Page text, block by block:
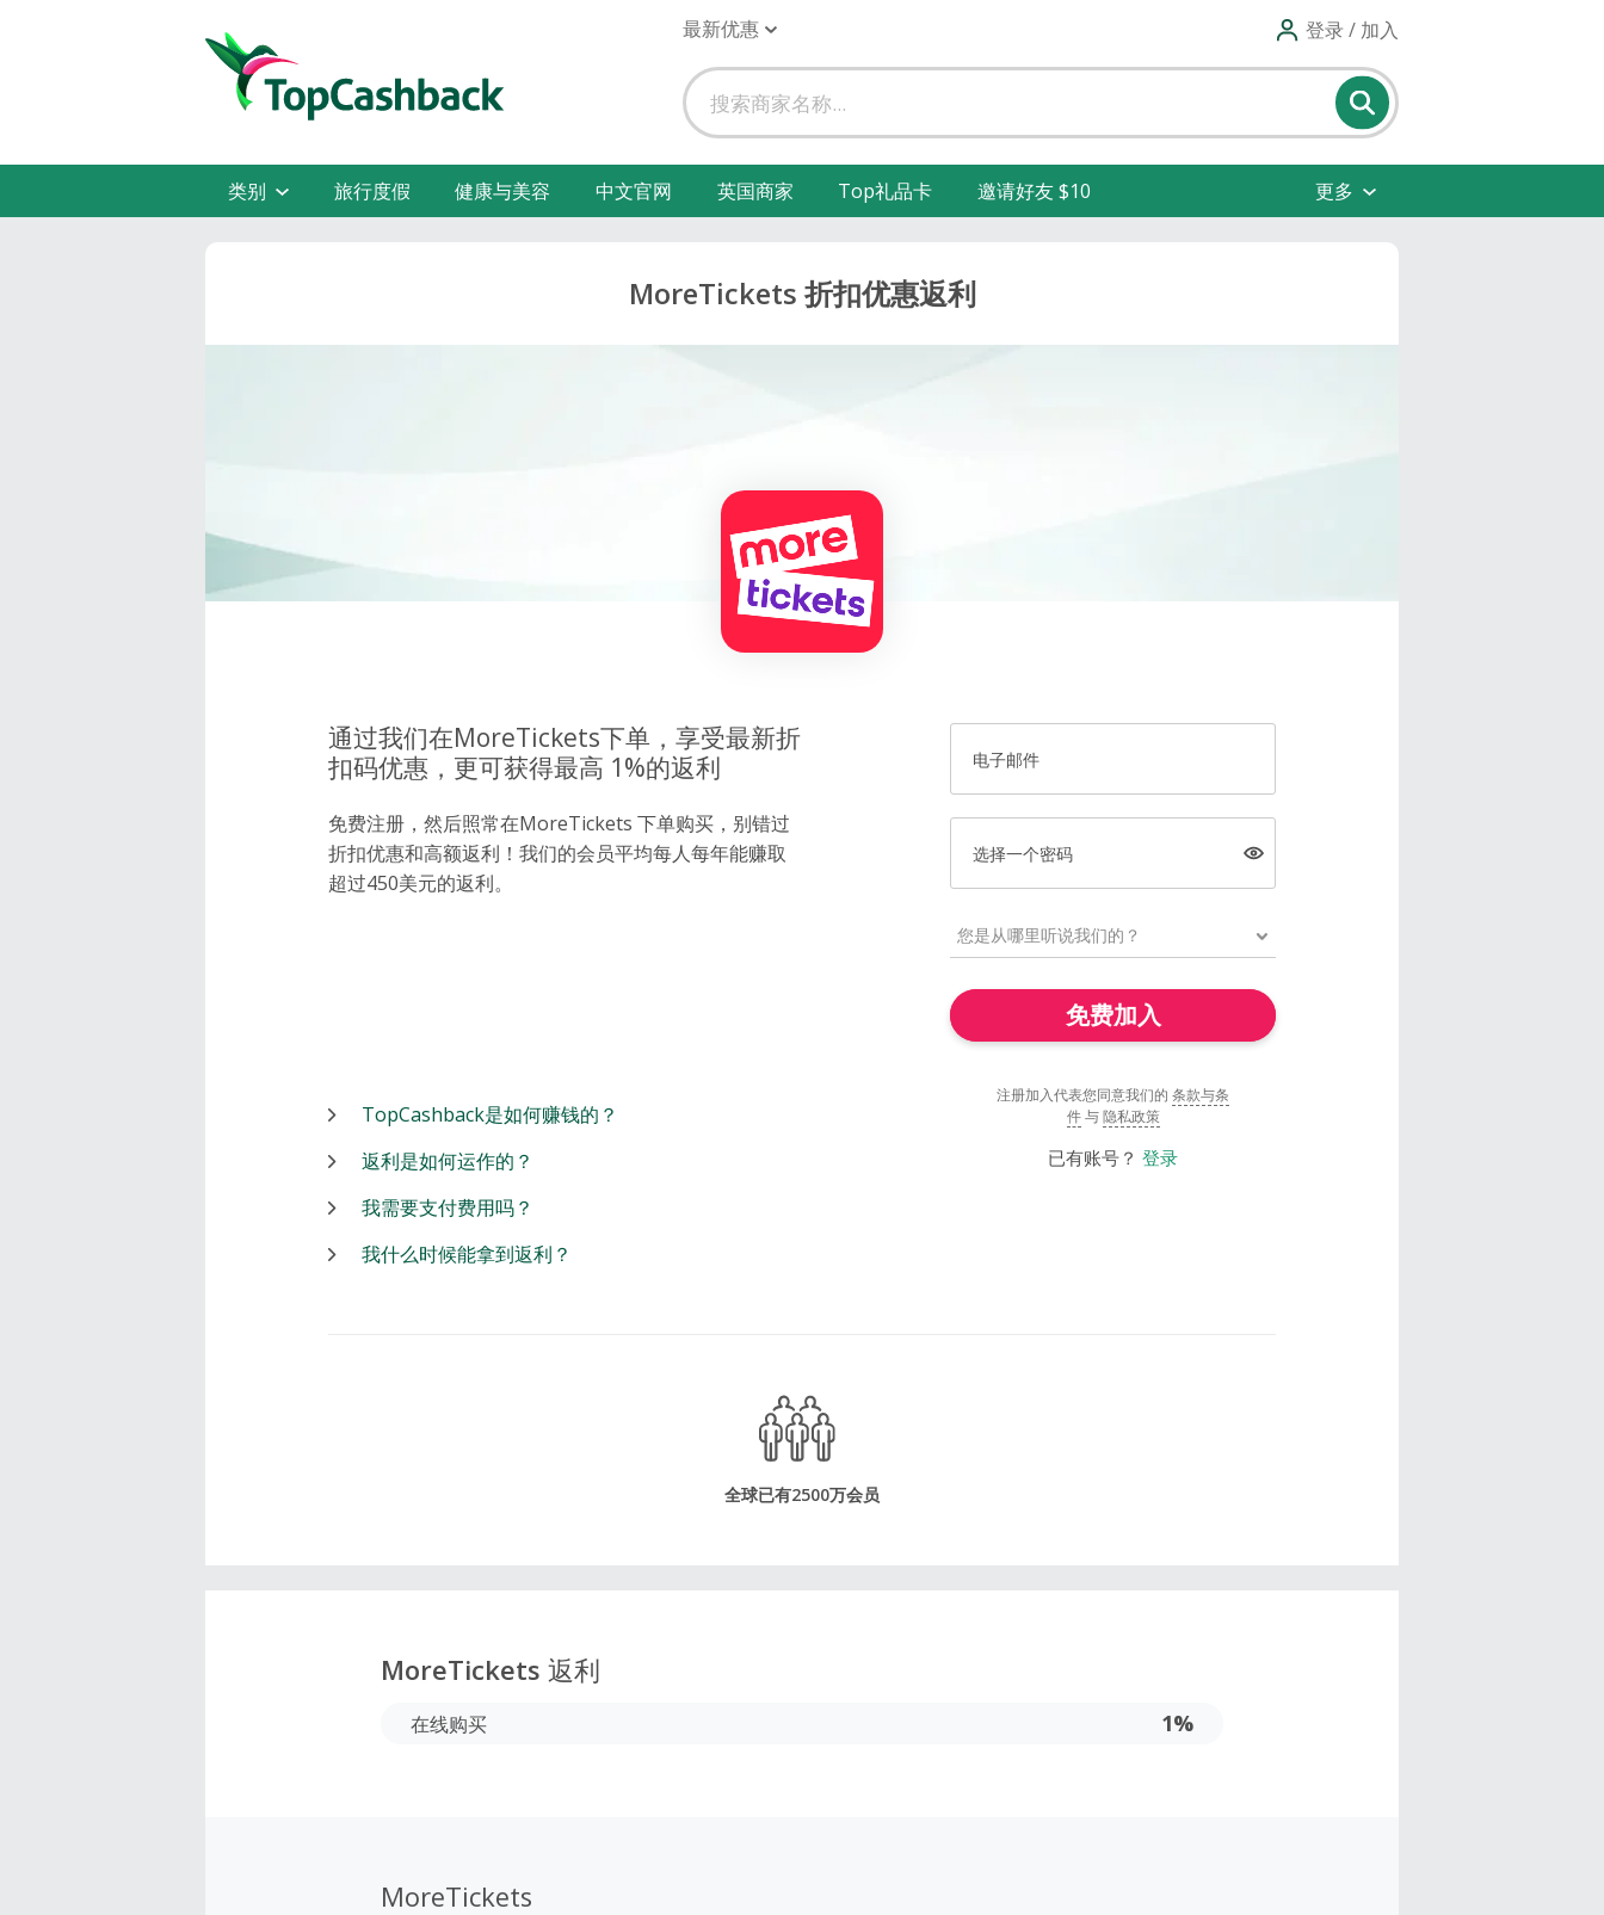
最新优惠 登录 / 加入
类别 旅行度假 健康与美容 中文官网 英国商家 Top礼品卡 邀请好友 $10 更多
MoreTickets 折扣优惠返利
通过我们在MoreTickets下单，享受最新折
扣码优惠，更可获得最高 1%的返利
免费注册，然后照常在MoreTickets 下单购买，别错过
折扣优惠和高额返利！我们的会员平均每人每年能赚取
超过450美元的返利。
电子邮件
选择一个密码
免费加入
注册加入代表您同意我们的 条款与条
件 与 隐私政策
已有账号？ 登录
TopCashback是如何赚钱的？
返利是如何运作的？
我需要支付费用吗？
我什么时候能拿到返利？
全球已有2500万会员
MoreTickets 返利
在线购买 1%
MoreTickets